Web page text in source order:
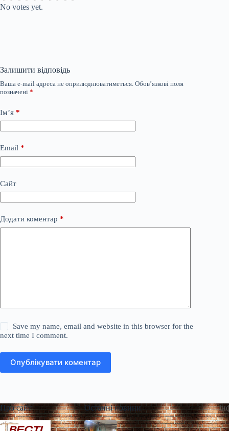
No votes yet.
Залишити відповідь
Ваша e-mail адреса не оприлюднюватиметься. Обов’язкові поля
позначені *
Ім’я *
Email *
Сайт
Додати коментар *
Save my name, email and website in this browser for the
next time I comment.
Опублікувати коментар
Про сайт Останні новини